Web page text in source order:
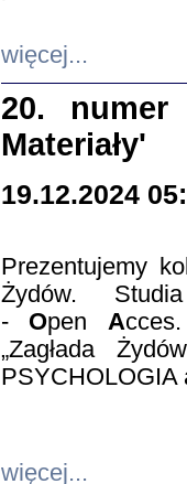
więcej...
20. numer
Materiały'
19.12.2024
Prezentujemy
Żydów.
- Open A
„Zagłada
PSYCHOLOGIA
więcej...